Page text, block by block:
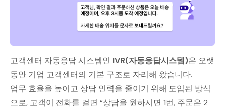
고객센터 자동응답 시스템인 IVR(자동응답시스템)은 오랫
동안 기업 고객센터의 기본 구조로 자리해 왔습니다.
업무 효율을 높이고 상담 인력을 줄이기 위해 도입된 방식
으로, 고객이 전화를 걸면 “상담을 원하시면 1번, 주문은 2